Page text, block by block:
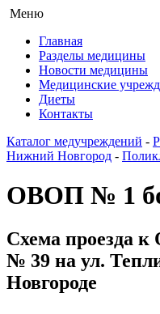
Меню
Главная
Разделы медицины
Новости медицины
Медицинские
Диеты
Контакты
Каталог медучреждений -
Нижний Новгород -
ОВОП № 1
Схема проезда
№ 39 на ул.
Новгороде